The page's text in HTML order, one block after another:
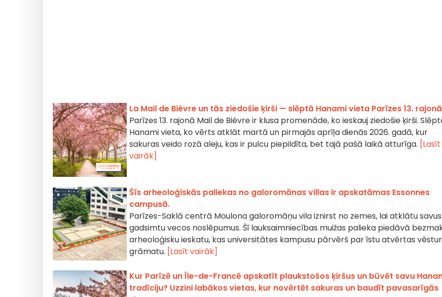
La Mail de Bièvre un tās ziedošie ķirši — slēptā Hanami vieta Parīzes 13. rajonā
Parīzes 13. rajonā Mail de Bièvre ir klusa promenāde, ko ieskauj ziedošie ķirši.
Hanami vieta, ko vērts atklāt martā un pirmajās aprīļa dienās 2026. gadā, kur
sakuras veido rozā aleju, kas ir pulcu piepildīta, bet tajā pašā laikā atturīga. [Lasīt
vairāk]
Šīs arheoloģiskās paliekas no galoromānas villas ir apskatāmas Essonnes
campusā.
Parīzes-Saklā centrā Moulona galoromāņu vila iznirst no zemes, lai atklātu savus
gadsimtu vecos noslēpumus. Šī lauksaimniecības muižas palieka piedāvā
arheoloģisku ieskatu, kas universitātes kampusu pārvērš par īstu atvērtas
grāmatu. [Lasīt vairāk]
Kur Parīzē un Île-de-Francē apskatīt plaukstošos ķiršus un būvēt savu
tradīciju? Uzzini labākos vietas, kur novērtēt sakuras un baudīt pavasarīgās